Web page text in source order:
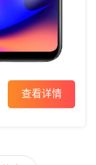
查看详情